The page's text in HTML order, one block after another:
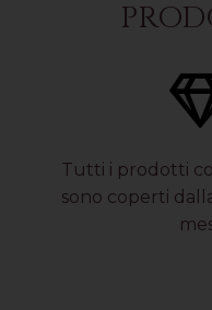
Tutti i prodotti
sono coperti